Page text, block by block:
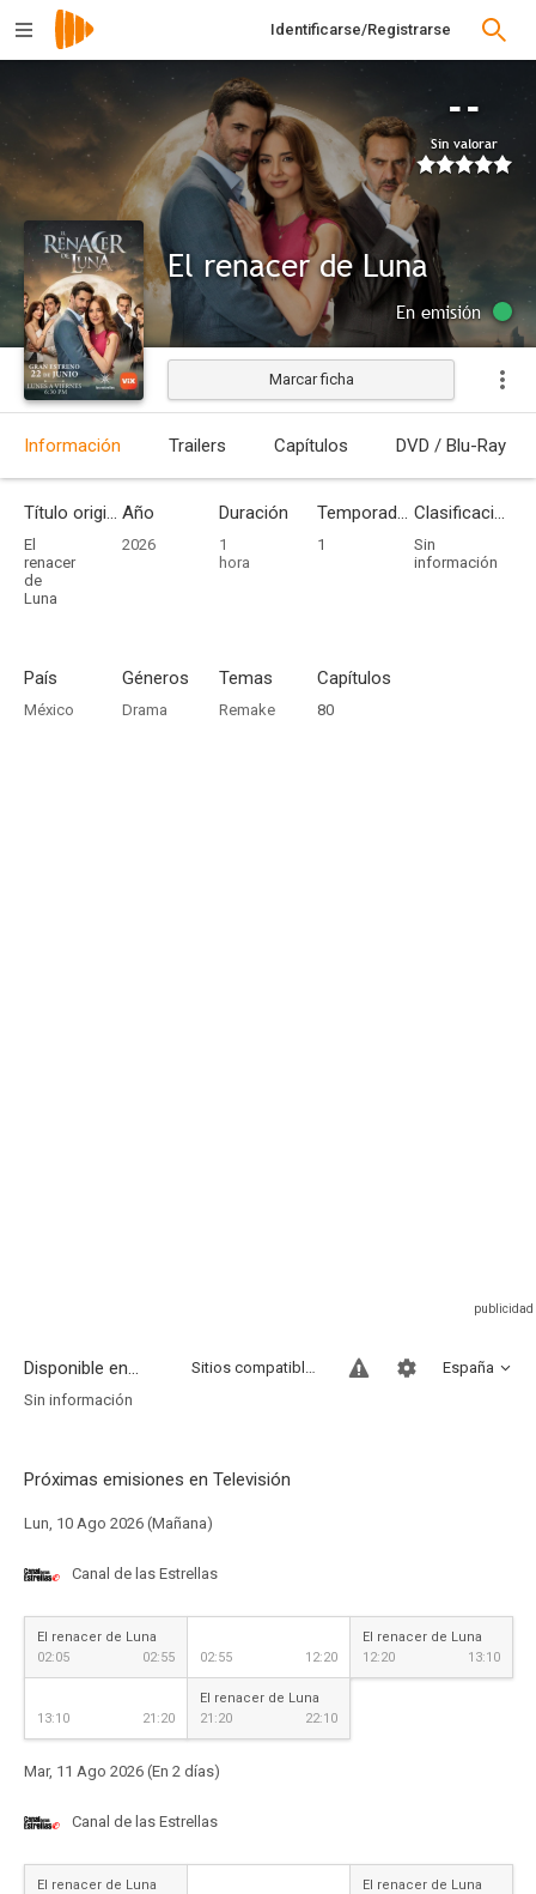
Identificarse/Registrarse
--
Sin valorar
El renacer de Luna
En emisión
Marcar ficha
Información Trailers Capítulos DVD / Blu-Ray
Título original
El
renacer
de
Luna
Año
2026
Duración
1
hora
Temporadas
1
Clasificación por edades
Sin
información
País
México
Géneros
Drama
Temas
Remake
Capítulos
80
Disponible en... España
Sitios compatibles
Sin información
Próximas emisiones en Televisión
Lun, 10 Ago 2026 (Mañana)
Canal de las Estrellas
El renacer de Luna
02:05
02:55 02:55 12:20
El renacer de Luna
12:20
13:10
13:10 21:20
El renacer de Luna
21:20
22:10
Mar, 11 Ago 2026 (En 2 días)
Canal de las Estrellas
El renacer de Luna
El renacer de Luna